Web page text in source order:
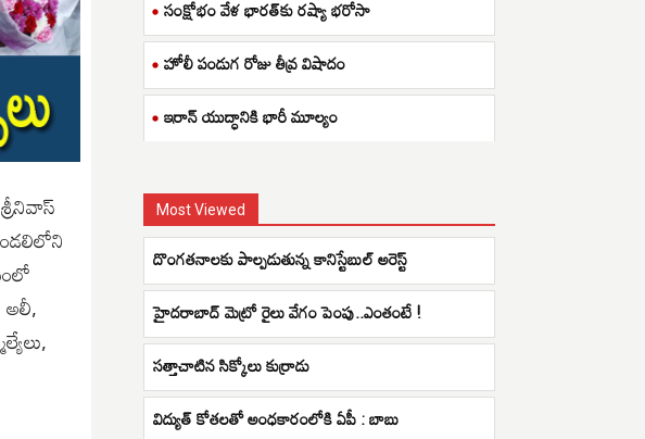
అలీ,
సంక్షోభం వేళ భారత్‌కు రష్యా భరోసా
హోలీ పండుగ రోజు తీవ్ర విషాదం
ఇరాన్ యుద్ధానికి భారీ మూల్యం
Most Viewed
దొంగతనాలకు పాల్పడుతున్న కానిస్టేబుల్ అరెస్ట్
హైదరాబాద్ మెట్రో రైలు వేగం పెంపు..ఎంతంటే !
సత్తాచాటిన సిక్కోలు కుర్రాడు
విద్యుత్ కోతలతో అంధకారంలోకి ఏపీ : బాబు